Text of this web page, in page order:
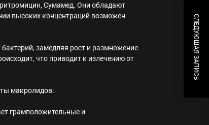
Сумамед. Они обладают
высоких концентраций возможен
замедляя рост и размножение
что приводит к излечению от
макролидов:
грамположительные и
СЛЕДУЮЩАЯ ЗАПИСЬ